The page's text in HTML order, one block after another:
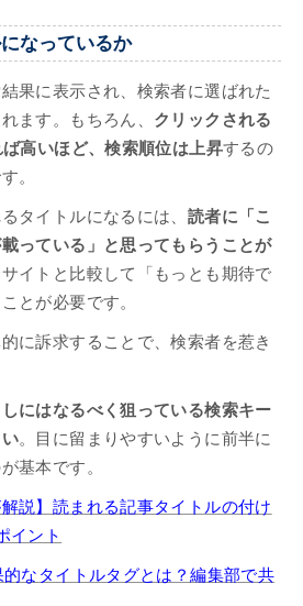
なっているか
果に表示され、検索者に選ばれた
ます。もちろん、 クリックされる
高いほど、検索順位は上昇するの
。
タイトルになるには、 読者に「こ
っている」と思ってもらうことが
イトと比較して「もっとも期待で
とが必要です。
に訴求することで、検索者を惹き
にはなるべく狙っている検索キー
。目に留まりやすいように前半に
基本です。
解説】読まれる記事タイトルの付け
イント
的なタイトルタグとは？編集部で共